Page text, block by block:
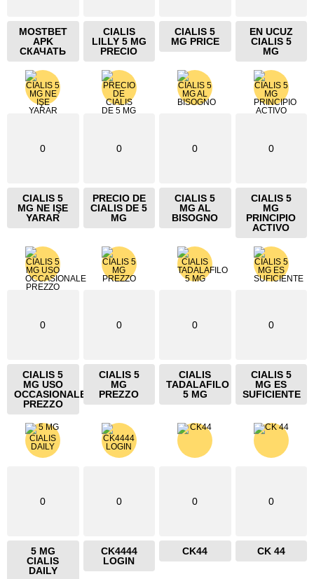
MOSTBET
APK
СКАЧАТЬ
CIALIS
LILLY 5 MG
PRECIO
CIALIS 5
MG PRICE
EN UCUZ
CIALIS 5
MG
0
CIALIS 5
MG NE IŞE
YARAR
0
PRECIO DE
CIALIS DE 5
MG
0
CIALIS 5
MG AL
BISOGNO
0
CIALIS 5
MG
PRINCIPIO
ACTIVO
0
CIALIS 5
MG USO
OCCASIONALE
PREZZO
0
CIALIS 5
MG
PREZZO
0
CIALIS
TADALAFILO
5 MG
0
CIALIS 5
MG ES
SUFICIENTE
0
5 MG
CIALIS
DAILY
0
CK4444
LOGIN
0
CK44
0
CK 44